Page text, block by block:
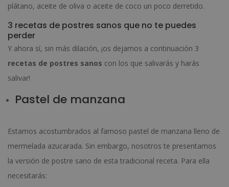
plátano, aceite de oliva o aceite de coco un poco derretido.
3 recetas de postres sanos que no te puedes
perder
Y ahora sí, sin más dilación, ¡os dejamos a continuación 3
recetas de postres sanos con los que salivarás y harás
salivar!
Pastel de manzana
Estamos acostumbrados al famoso pastel de manzana lleno de
mermelada azucarada. Sin embargo, nosotros te presentamos
la versión de postre sano de esta tradicional receta. Para ella
necesitarás: